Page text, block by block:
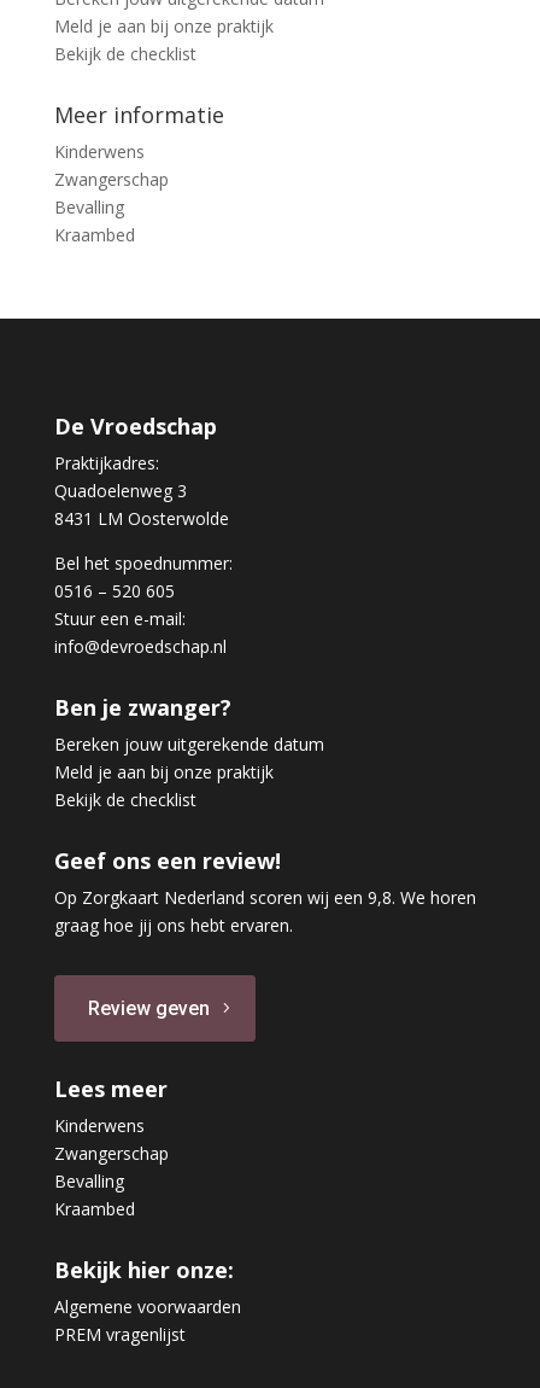
Meld je aan bij onze praktijk
Bekijk de checklist
Meer informatie
Kinderwens
Zwangerschap
Bevalling
Kraambed
De Vroedschap
Praktijkadres:
Quadoelenweg 3
8431 LM Oosterwolde
Bel het spoednummer:
0516 – 520 605
Stuur een e-mail:
info@devroedschap.nl
Ben je zwanger?
Bereken jouw uitgerekende datum
Meld je aan bij onze praktijk
Bekijk de checklist
Geef ons een review!
Op Zorgkaart Nederland scoren wij een 9,8. We horen
graag hoe jij ons hebt ervaren.
Review geven
Lees meer
Kinderwens
Zwangerschap
Bevalling
Kraambed
Bekijk hier onze:
Algemene voorwaarden
PREM vragenlijst